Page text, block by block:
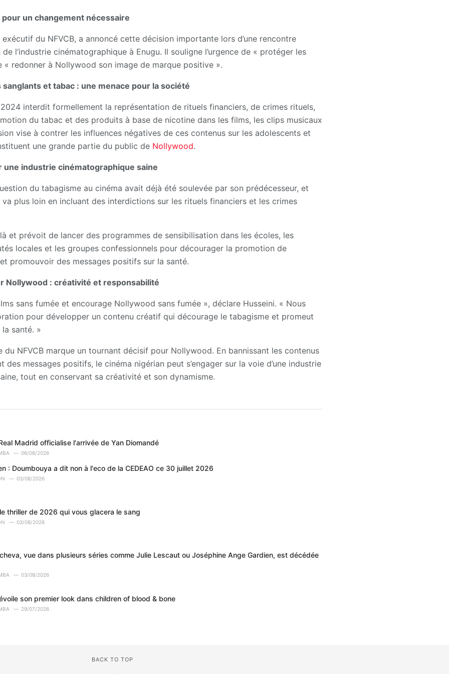
un changement nécessaire
du NFVCB, a annoncé cette décision importante lors d’une rencontre
l’industrie cinématographique à Enugu. Il souligne l’urgence de « protéger les
« redonner à Nollywood son image de marque positive ».
et tabac : une menace pour la société
interdit formellement la représentation de rituels financiers, de crimes rituels,
du tabac et des produits à base de nicotine dans les films, les clips musicaux
vise à contrer les influences négatives de ces contenus sur les adolescents et
une grande partie du public de Nollywood.
industrie cinématographique saine
du tabagisme au cinéma avait déjà été soulevée par son prédécesseur, et
plus loin en incluant des interdictions sur les rituels financiers et les crimes
là et prévoit de lancer des programmes de sensibilisation dans les écoles, les
locales et les groupes confessionnels pour décourager la promotion de
promouvoir des messages positifs sur la santé.
Nollywood : créativité et responsabilité
sans fumée et encourage Nollywood sans fumée », déclare Husseini. « Nous
pour développer un contenu créatif qui décourage le tabagisme et promeut
santé. »
NFVCB marque un tournant décisif pour Nollywood. En bannissant les contenus
des messages positifs, le cinéma nigérian peut s’engager sur la voie d’une industrie
tout en conservant sa créativité et son dynamisme.
Madrid officialise l'arrivée de Yan Diomandé
06/08/2026
: Doumbouya a dit non à l'eco de la CEDEAO ce 30 juillet 2026
03/08/2026
thriller de 2026 qui vous glacera le sang
03/08/2026
vue dans plusieurs séries comme Julie Lescaut ou Joséphine Ange Gardien, est décédée
03/08/2026
son premier look dans children of blood & bone
29/07/2026
BACK TO TOP